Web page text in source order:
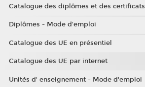
Catalogue des diplômes et des certificats
Diplômes - Mode d'emploi
Catalogue des UE en présentiel
Catalogue des UE par internet
Unités d' enseignement - Mode d'emploi